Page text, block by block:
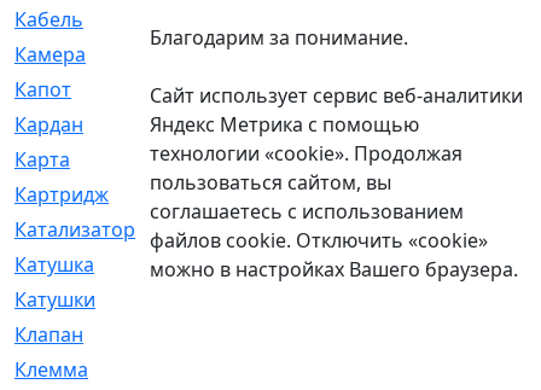
Кабель
Камера
[4]
Капот
[144]
Кардан
[131]
Карта
[2]
Картридж
[250]
Катализатор
[1]
Катушка
[2]
Катушки
Клапан
Клемма
Благодарим за понимание.
Сайт использует сервис веб-аналитики
Яндекс Метрика с помощью
технологии «cookie». Продолжая
пользоваться сайтом, вы
соглашаетесь с использованием
файлов cookie. Отключить «cookie»
можно в настройках Вашего браузера.